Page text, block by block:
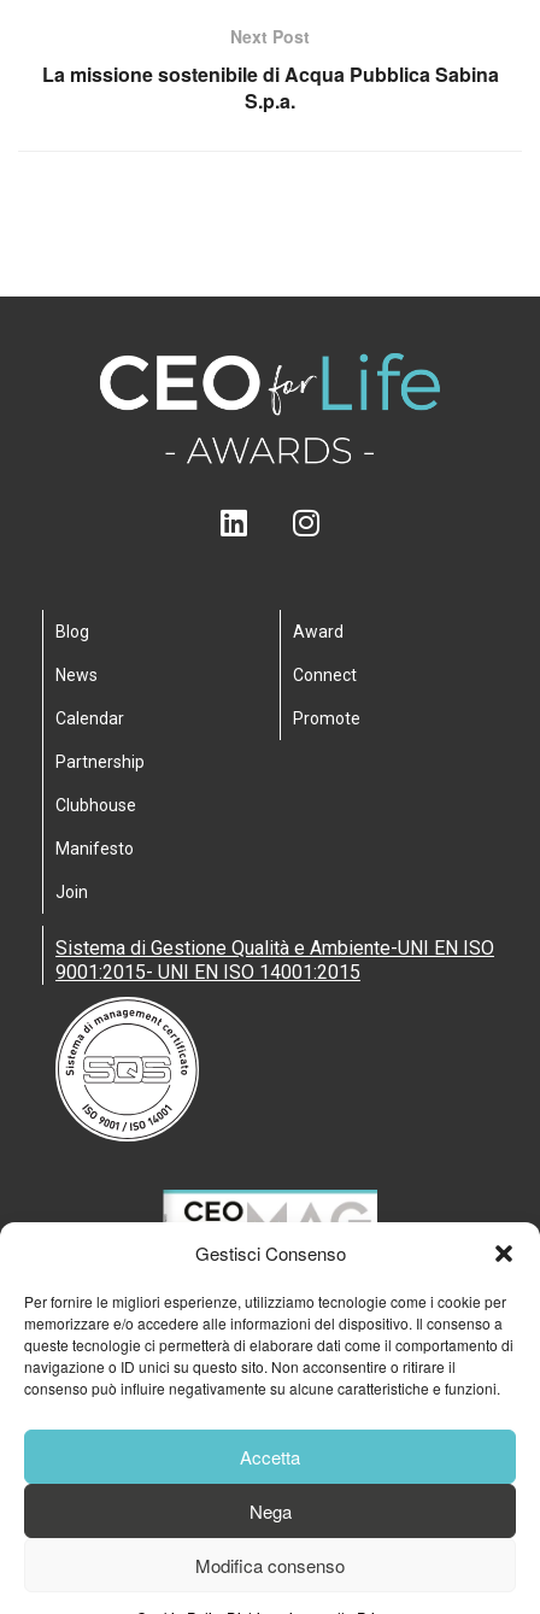
Gestisci Consenso
Per fornire le migliori esperienze, utilizziamo tecnologie come i cookie per
memorizzare e/o accedere alle informazioni del dispositivo. Il consenso a
queste tecnologie ci permetterà di elaborare dati come il comportamento di
navigazione o ID unici su questo sito. Non acconsentire o ritirare il
consenso può influire negativamente su alcune caratteristiche e funzioni.
Accetta
Nega
Modifica consenso
Next Post
La missione sostenibile di Acqua Pubblica Sabina
S.p.a.
Blog
News
Calendar
Partnership
Clubhouse
Manifesto
Join
Award
Connect
Promote
Sistema di Gestione Qualità e Ambiente-UNI EN ISO
9001:2015- UNI EN ISO 14001:2015
GFA GENERAL MANAGEMENT S.R.L.